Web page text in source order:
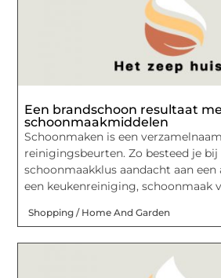
Een brandschoon resultaat
schoonmaakmiddelen
Schoonmaken is een
reinigingsbeurten. Zo besteed je bij
schoonmaakklus aandacht aan een
een keukenreiniging, schoonmaak
Shopping / Home And Garden